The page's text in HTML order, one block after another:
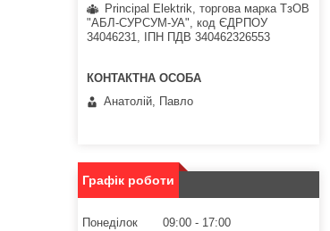
Principal Elektrik, торгова марка ТзОВ
"АБЛ-СУРСУМ-УА", код ЄДРПОУ
34046231, ІПН ПДВ 340462326553
Анатолій, Павло
Графік роботи
Понеділок 09:00
17:00